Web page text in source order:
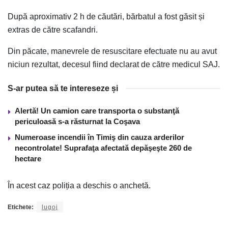
După aproximativ 2 h de căutări, bărbatul a fost găsit și
extras de către scafandri.
Din păcate, manevrele de resuscitare efectuate nu au avut
niciun rezultat, decesul fiind declarat de către medicul SAJ.
S-ar putea să te intereseze și
Alertă! Un camion care transporta o substanţă
periculoasă s-a răsturnat la Coşava
Numeroase incendii în Timiş din cauza arderilor
necontrolate! Suprafaţa afectată depăşeşte 260 de
hectare
În acest caz poliția a deschis o anchetă.
Etichete: lugoj